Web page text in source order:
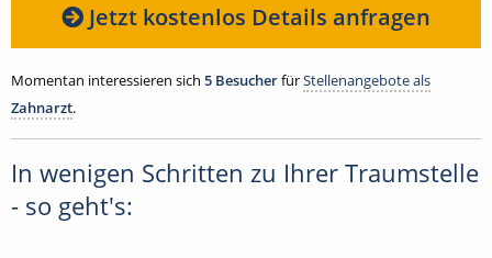
Jetzt kostenlos Details anfragen
Momentan interessieren sich 5 BesucherfürStellenangebote als
Zahnarzt.
In wenigen Schritten zu Ihrer Traumstelle
- so geht's: